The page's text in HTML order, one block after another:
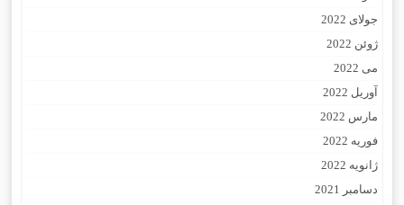
جولای 2022
ژوئن 2022
می 2022
آوریل 2022
مارس 2022
فوریه 2022
ژانویه 2022
دسامبر 2021